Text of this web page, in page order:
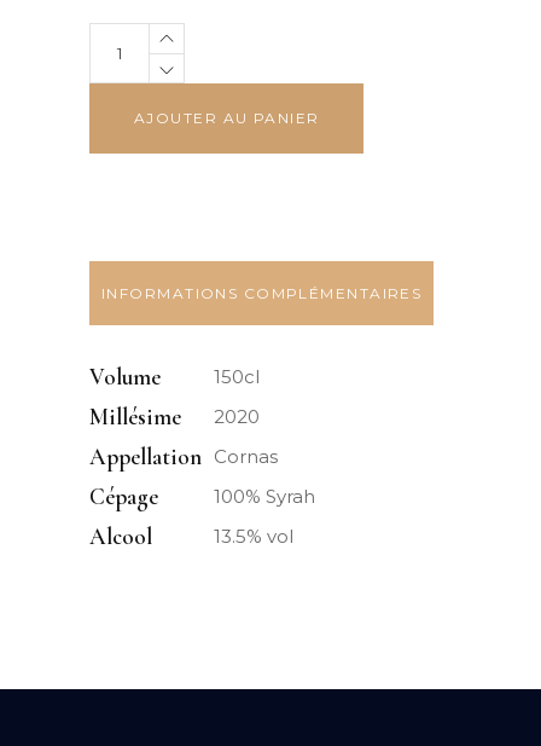
quantity
AJOUTER AU PANIER
INFORMATIONS COMPLÉMENTAIRES
Volume 150cl
Millésime 2020
Appellation Cornas
Cépage 100% Syrah
Alcool 13.5% vol